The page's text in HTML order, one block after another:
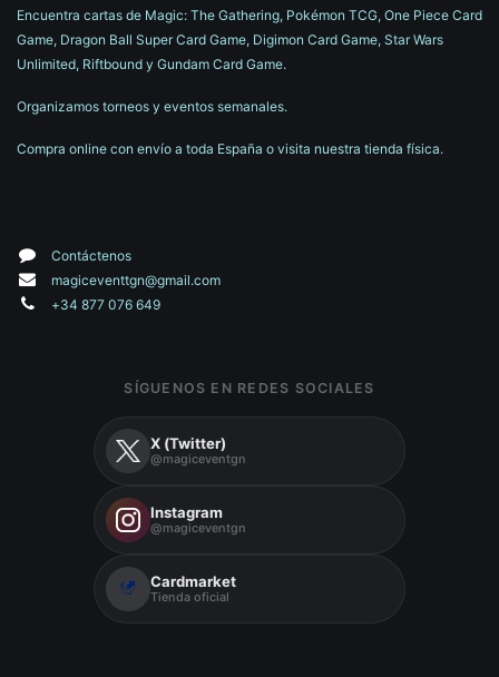
Encuentra cartas de Magic: The Gathering, Pokémon TCG, One Piece Card
Game, Dragon Ball Super Card Game, Digimon Card Game, Star Wars
Unlimited, Riftbound y Gundam Card Game.
Organizamos torneos y eventos semanales.
Compra online con envío a toda España o visita nuestra tienda física.
Contáctenos
magiceventtgn@gmail.com
+34 877 076 649
SÍGUENOS EN REDES SOCIALES
X (Twitter)
@magiceventgn
Instagram
@magiceventgn
Cardmarket
Tienda oficial